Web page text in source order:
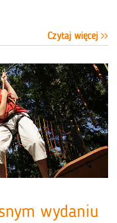
Czytaj więcej
wydaniu